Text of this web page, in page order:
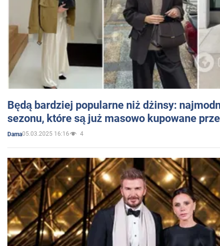
Będą bardziej popularne niż dżinsy:
sezonu, które są już masowo kupowane
Dama05.03.2025 16:16 4